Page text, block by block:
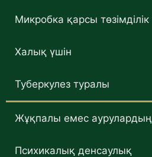
Микробка қарсы төзімділік
Халық үшін
Туберкулез туралы
Жұқпалы емес
Психикалық денсаулық